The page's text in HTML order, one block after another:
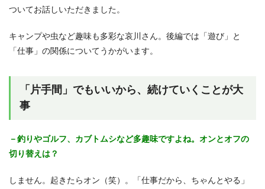
ついてお話しいただきました。
キャンプや虫など趣味も多彩な哀川さん。後編では「遊び」と
「仕事」の関係についてうかがいます。
「片手間」でもいいから、続けていくことが大
事
－釣りやゴルフ、カブトムシなど多趣味ですよね。オンとオフの
切り替えは？
しません。起きたらオン（笑）。「仕事だから、ちゃんとやる」